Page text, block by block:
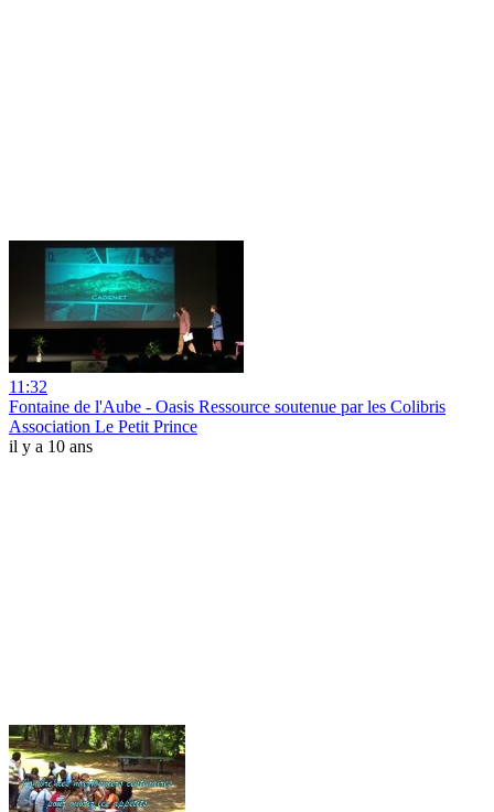
11:32
Fontaine de l'Aube - Oasis Ressource soutenue par les Colibris
Association Le Petit Prince
il y a 10 ans